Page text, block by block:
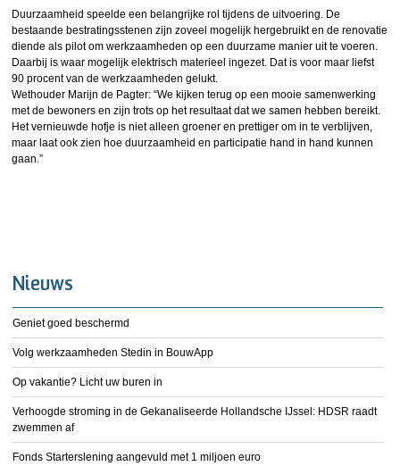
Duurzaamheid speelde een belangrijke rol tijdens de uitvoering. De
bestaande bestratingsstenen zijn zoveel mogelijk hergebruikt en de renovatie
diende als pilot om werkzaamheden op een duurzame manier uit te voeren.
Daarbij is waar mogelijk elektrisch materieel ingezet. Dat is voor maar liefst
90 procent van de werkzaamheden gelukt.
Wethouder Marijn de Pagter: “We kijken terug op een mooie samenwerking
met de bewoners en zijn trots op het resultaat dat we samen hebben bereikt.
Het vernieuwde hofje is niet alleen groener en prettiger om in te verblijven,
maar laat ook zien hoe duurzaamheid en participatie hand in hand kunnen
gaan.”
Nieuws
Geniet goed beschermd
Volg werkzaamheden Stedin in BouwApp
Op vakantie? Licht uw buren in
Verhoogde stroming in de Gekanaliseerde Hollandsche IJssel: HDSR raadt
zwemmen af
Fonds Starterslening aangevuld met 1 miljoen euro